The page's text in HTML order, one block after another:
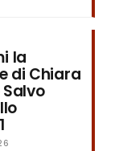
la
di Chiara